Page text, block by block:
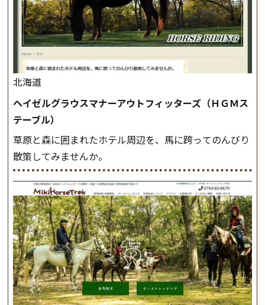
北海道
ヘイゼルグラウスマナーアウトフィッターズ（ＨＧＭス
テーブル）
草原と森に囲まれたホテル周辺を、馬に跨ってのんびり
散策してみませんか。